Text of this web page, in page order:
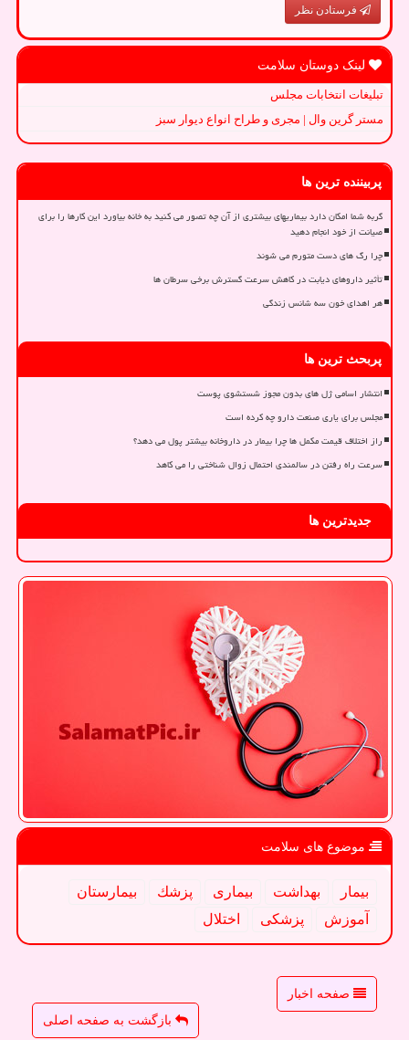
فرستادن نظر
لینک دوستان سلامت
تبلیغات انتخابات مجلس
مستر گرین وال | مجری و طراح انواع دیوار سبز
پربیننده ترین ها
گربه شما امکان دارد بیماریهای بیشتری از آن چه تصور می کنید به خانه بیاورد این کارها را برای
صیانت از خود انجام دهید
چرا رگ های دست متورم می شوند
تأثیر داروهای دیابت در کاهش سرعت گسترش برخی سرطان ها
هر اهدای خون سه شانس زندگی
پربحث ترین ها
انتشار اسامی ژل های بدون مجوز شستشوی پوست
مجلس برای یاری صنعت دارو چه کرده است
راز اختلاف قیمت مکمل ها چرا بیمار در داروخانه بیشتر پول می دهد؟
سرعت راه رفتن در سالمندی احتمال زوال شناختی را می کاهد
جدیدترین ها
موضوع های سلامت
بیمار بهداشت بیماری پزشك
بیمارستان
آموزش
پزشكی اختلال
صفحه اخبار
بازگشت به صفحه اصلی